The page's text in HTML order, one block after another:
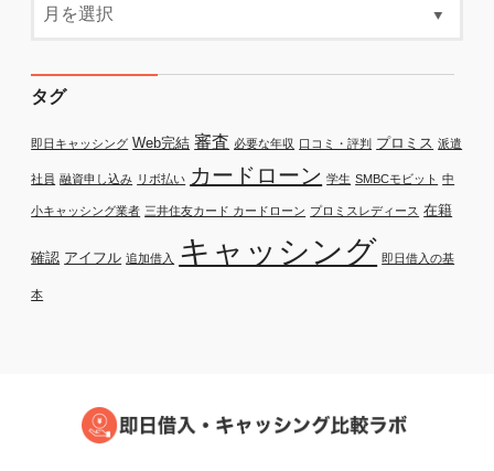
タグ
即日キャッシング Web完結 審査 必要な年収 口コミ・評判 プロミス 派遣
社員 融資申し込み リボ払い カードローン 学生 SMBCモビット 中
小キャッシング業者 三井住友カード カードローン プロミスレディース 在籍
確認 アイフル 追加借入 キャッシング 即日借入の基
本